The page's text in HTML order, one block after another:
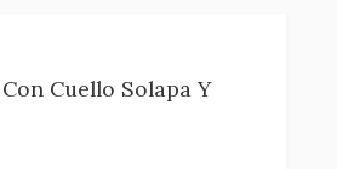
Cuello Solapa Y